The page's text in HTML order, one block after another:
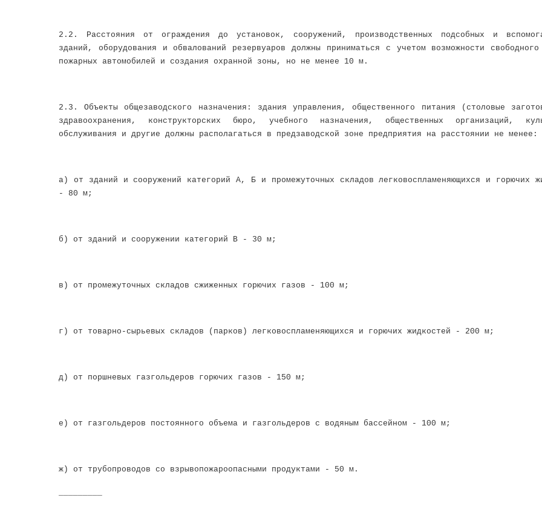
2.2. Расстояния от ограждения до установок, сооружений, производственных подсобных и
зданий, оборудования и обвалований резервуаров должны приниматься с учетом возможности свободного
пожарных автомобилей и создания охранной зоны, но не менее 10 м.
2.3. Объекты общезаводского назначения: здания управления, общественного питания (столовые
здравоохранения, конструкторских бюро, учебного назначения, общественных организаций,
обслуживания и другие должны располагаться в предзаводской зоне предприятия на расстоянии не менее:
а) от зданий и сооружений категорий А, Б и промежуточных складов легковоспламеняющихся и горючих
- 80 м;
б) от зданий и сооружении категорий В - 30 м;
в) от промежуточных складов сжиженных горючих газов - 100 м;
г) от товарно-сырьевых складов (парков) легковоспламеняющихся и горючих жидкостей - 200 м;
д) от поршневых газгольдеров горючих газов - 150 м;
е) от газгольдеров постоянного объема и газгольдеров с водяным бассейном - 100 м;
ж) от трубопроводов со взрывопожароопасными продуктами - 50 м.